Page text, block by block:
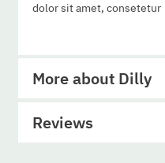
dolor sit amet, consetetur
More about Dilly
Reviews